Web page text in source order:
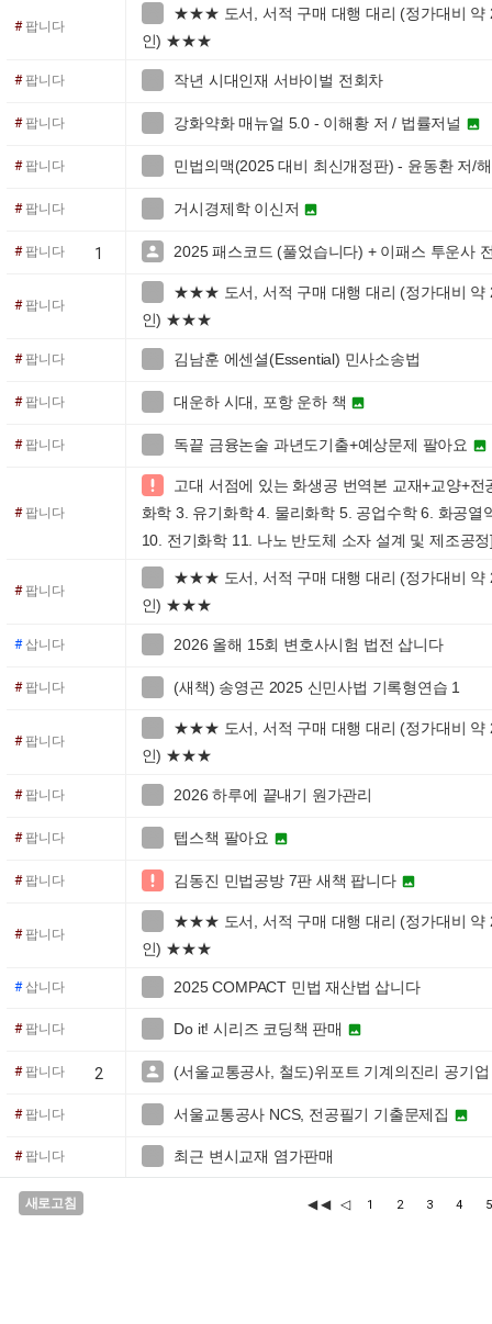
#팝니다
★★★ 도서, 서적 구매 대행 대리 (정가대비 약
인) ★★★
#팝니다 작년 시대인재 서바이벌 전회차
#팝니다 강화약화 매뉴얼 5.0 - 이해황 저 / 법률저널 
#팝니다 민법의맥(2025 대비 최신개정판) - 윤동환 저/
#팝니다 거시경제학 이신저 
#팝니다 1  2025 패스코드 (풀었습니다) + 이패스 투운사
#팝니다
★★★ 도서, 서적 구매 대행 대리 (정가대비 약
인) ★★★
#팝니다 김남훈 에센셜(Essential) 민사소송법
#팝니다 대운하 시대, 포항 운하 책 
#팝니다 독끝 금융논술 과년도기출+예상문제 팔아요 
#팝니다

고대 서점에 있는 화생공 번역본 교재+교양+
화학 3. 유기화학 4. 물리화학 5. 공업수학 6. 화공
10. 전기화학 11. 나노 반도체 소자 설계 및 제조공
#팝니다
★★★ 도서, 서적 구매 대행 대리 (정가대비 약
인) ★★★
#삽니다 2026 올해 15회 변호사시험 법전 삽니다
#팝니다 (새책) 송영곤 2025 신민사법 기록형연습 1
#팝니다
★★★ 도서, 서적 구매 대행 대리 (정가대비 약
인) ★★★
#팝니다 2026 하루에 끝내기 원가관리
#팝니다 텝스책 팔아요 
#팝니다  김동진 민법공방 7판 새책 팝니다 
#팝니다
★★★ 도서, 서적 구매 대행 대리 (정가대비 약
인) ★★★
#삽니다 2025 COMPACT 민법 재산법 삽니다
#팝니다 Do it! 시리즈 코딩책 판매 
#팝니다 2  (서울교통공사, 철도)위포트 기계의진리 공기
#팝니다 서울교통공사 NCS, 전공필기 기출문제집 
#팝니다 최근 변시교재 염가판매
새로고침 ◀◀ ◁ 1 2 3 4